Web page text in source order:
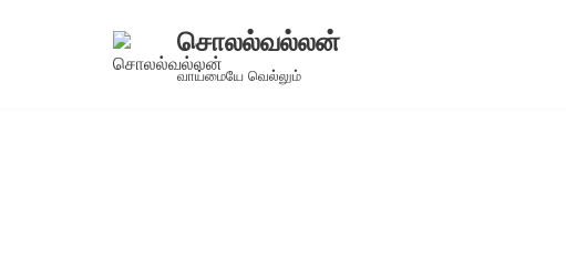
சொலல்வல்லன்
வாய்மையே வெல்லும்